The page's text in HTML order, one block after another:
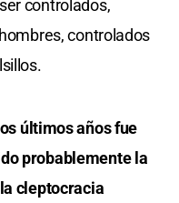
controlados,
controlados
últimos años fue
probablemente la
cleptocracia